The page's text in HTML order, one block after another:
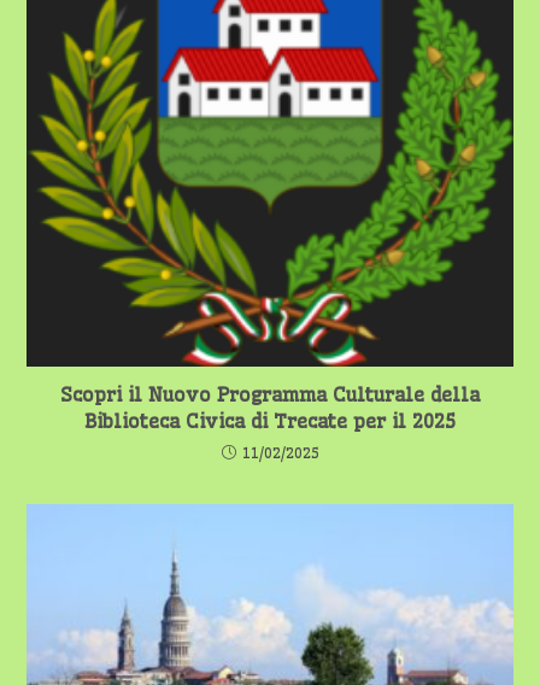
Scopri il Nuovo Programma Culturale della
Biblioteca Civica di Trecate per il 2025
11/02/2025